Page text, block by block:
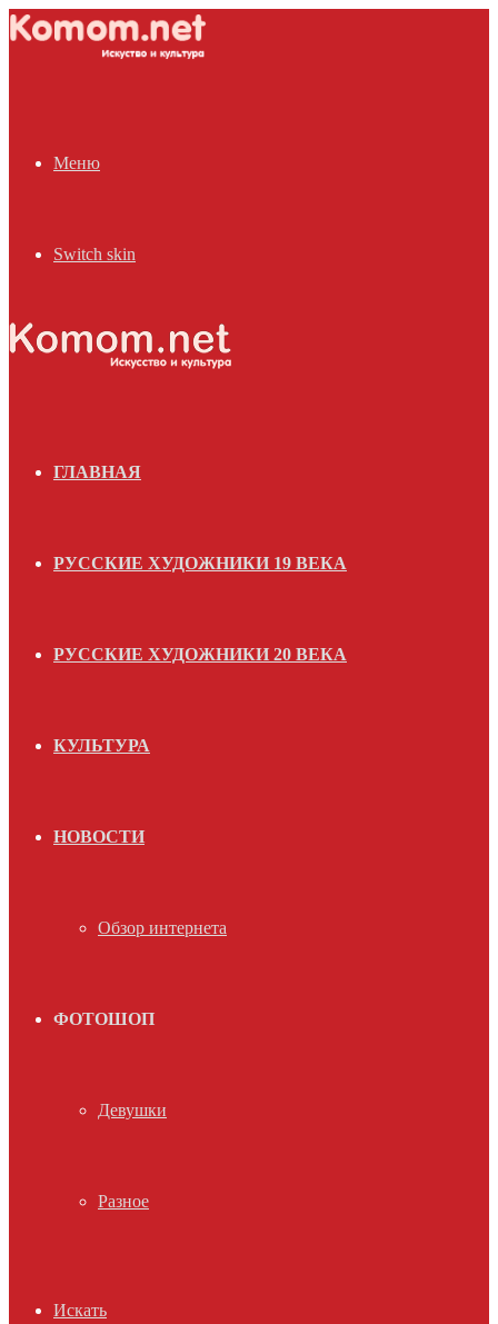
Меню
Switch skin
ГЛАВНАЯ
РУССКИЕ ХУДОЖНИКИ 19 ВЕКА
РУССКИЕ ХУДОЖНИКИ 20 ВЕКА
КУЛЬТУРА
НОВОСТИ
Обзор интернета
ФОТОШОП
Девушки
Разное
Искать